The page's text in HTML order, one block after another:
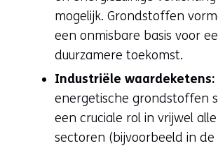
mogelijk. Grondstoffen
een onmisbare basis voor
duurzamere toekomst.
Industriële waardeketens:
energetische grondstoffen
een cruciale rol in vrijwel alle
sectoren (bijvoorbeeld in de